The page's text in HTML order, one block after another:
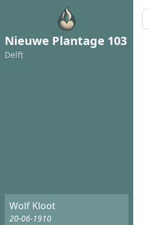
Nieuwe Plantage 103
Delft
Wolf Kloot
20-06-1910